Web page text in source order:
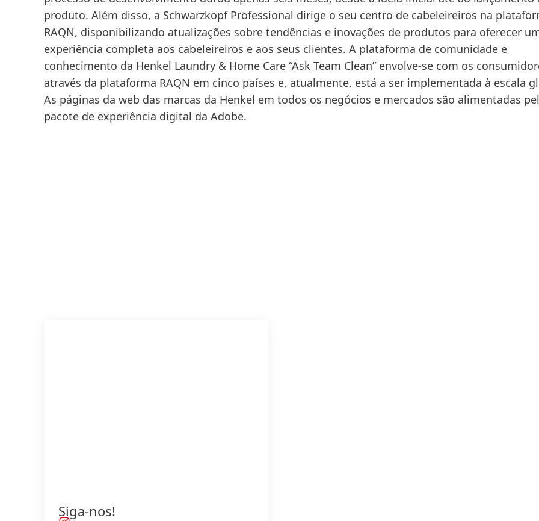
produto. Além disso, a Schwarzkopf Professional dirige o seu centro de cabeleireiros na
RAQN, disponibilizando atualizações sobre tendências e inovações de produtos para oferecer
experiência completa aos cabeleireiros e aos seus clientes. A plataforma de comunidade e
conhecimento da Henkel Laundry & Home Care “Ask Team Clean” envolve-se com os
através da plataforma RAQN em cinco países e, atualmente, está a ser implementada à escala
As páginas da web das marcas da Henkel em todos os negócios e mercados são alimentadas
pacote de experiência digital da Adobe.
Siga-nos!